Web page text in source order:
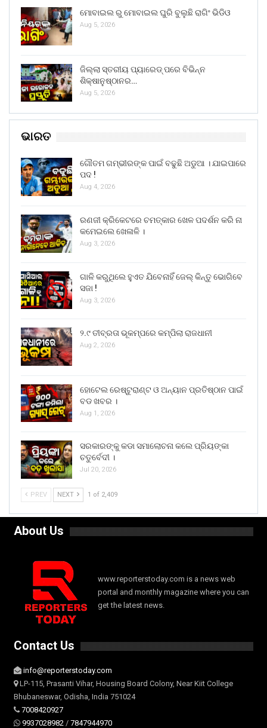
ମୋବାଇଲ ରୁ ମୋବାଇଲ ଘୁରି ବୁଲୁଛି ରାଗିଂ ଭିଡିଓ
Aug 5, 2026
ଜିଲ୍ଲା ସ୍ତରୀୟ ପ୍ୟାରେଡ୍ ପରେ ବିଭିନ୍ନ
ଶିକ୍ଷାନୁଷ୍ଠାନର…
Aug 5, 2026
ଭାରତ
ଗୌତମ ଗମ୍ଭୀରଙ୍କ ପାଇଁ ବଢୁଛି ଅଡୁଆ । ଯାଇପାରେ
ପଦ !
Aug 4, 2026
ରଣଜୀ କ୍ରିକେଟରେ ଚମତ୍କାର ଖେଳ ପଦର୍ଶନ କରି ନା
କମେଇଲେ ଖେଳାଳି ।
Aug 3, 2026
ଗାଳି କରୁଥିଲେ ହୁଏତ ଯିବେନାହିଁ ଜେଲ୍ କିନ୍ତୁ ଭୋଗିବେ
ସଜା !
Aug 3, 2026
୨.୯ ତୀବ୍ରତା ଭୂକମ୍ପରେ କମ୍ପିଲା ରାଜଧାନୀ
Aug 2, 2026
ହୋଟେଲ ରେଷ୍ଟୁରାଣ୍ଟ ଓ ଅନ୍ୟାନ ପ୍ରତିଷ୍ଠାନ ପାଇଁ
ବଡ ଖବର ।
Aug 1, 2026
ସରକାରଙ୍କୁ କଡା ସମାଲୋଚନା କଲେ ପ୍ରିୟଙ୍କା
ଚତୁର୍ବେଦୀ ।
Jul 20, 2026
PREV NEXT 1 of 2,409
About Us
www.reporterstoday.com is a news web
portal and monthly magazine where you can
get the latest news.
Contact Us
info@reporterstoday.com
LP-115, Prasanti Vihar, Housing Board Colony, Near Kiit College
Bhubaneswar, Odisha, India 751024
7008420927
9937028982 / 7847944970